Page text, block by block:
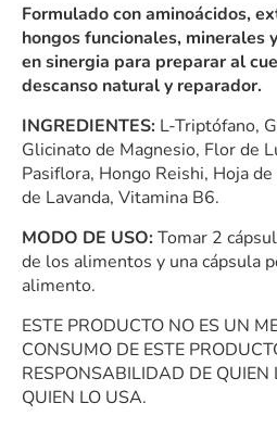
Formulado con aminoácidos,
hongos funcionales, minerales
en sinergia para preparar al
descanso natural y reparador.
INGREDIENTES: L-Triptófano,
Glicinato de Magnesio, Flor de
Pasiflora, Hongo Reishi, Hoja
de Lavanda, Vitamina B6.
MODO DE USO:Tomar 2
de los alimentos y una cápsula
alimento.
ESTE PRODUCTO NO ES UN
CONSUMO DE ESTE
RESPONSABILIDAD DE QUIEN
QUIEN LO USA.